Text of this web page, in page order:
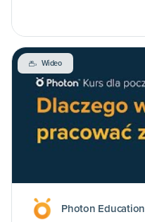
Wideo
Photon Education